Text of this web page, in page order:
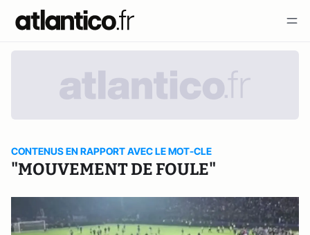
CONTENUS EN RAPPORT AVEC LE MOT-CLE
"MOUVEMENT DE FOULE"